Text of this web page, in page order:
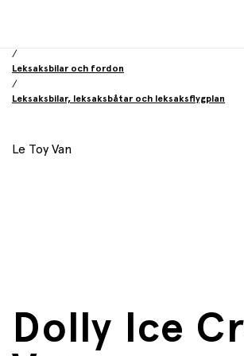
/
Leksaksbilar och fordon
/
Leksaksbilar, leksaksbåtar och leksaksflygplan
Le Toy Van
Dolly Ice